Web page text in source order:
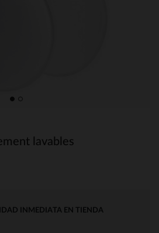
lavables
INMEDIATA EN TIENDA